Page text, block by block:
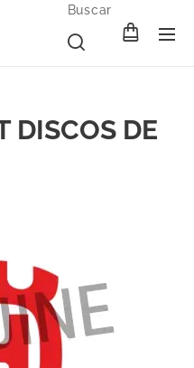
Buscar
DISCOS DE